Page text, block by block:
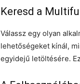
Keresd a
Válassz egy olyan
lehetőségeket kínál,
egyidejű letöltésére.